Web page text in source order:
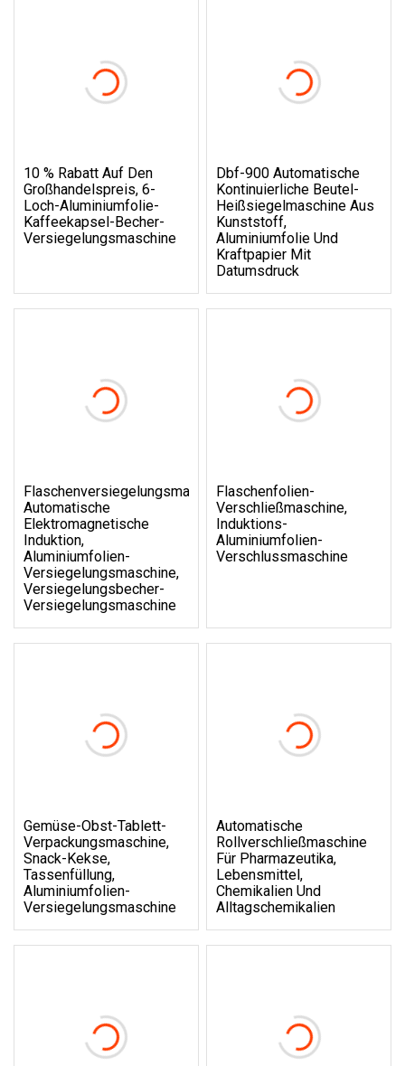
10 % Rabatt Auf Den
Großhandelspreis, 6-
Loch-Aluminiumfolie-
Kaffeekapsel-Becher-
Versiegelungsmaschine
Dbf-900 Automatische
Kontinuierliche Beutel-
Heißsiegelmaschine Aus
Kunststoff,
Aluminiumfolie Und
Kraftpapier Mit
Datumsdruck
Flaschenversiegelungsmaschine,
Automatische
Elektromagnetische
Induktion,
Aluminiumfolien-
Versiegelungsmaschine,
Versiegelungsbecher-
Versiegelungsmaschine
Flaschenfolien-
Verschließmaschine,
Induktions-
Aluminiumfolien-
Verschlussmaschine
Gemüse-Obst-Tablett-
Verpackungsmaschine,
Snack-Kekse,
Tassenfüllung,
Aluminiumfolien-
Versiegelungsmaschine
Automatische
Rollverschließmaschine
Für Pharmazeutika,
Lebensmittel,
Chemikalien Und
Alltagschemikalien